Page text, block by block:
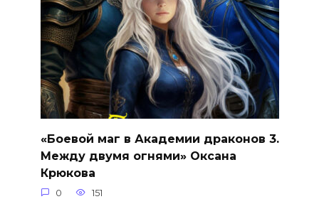
«Боевой маг в Академии драконов 3.
Между двумя огнями» Оксана
Крюкова
0 151